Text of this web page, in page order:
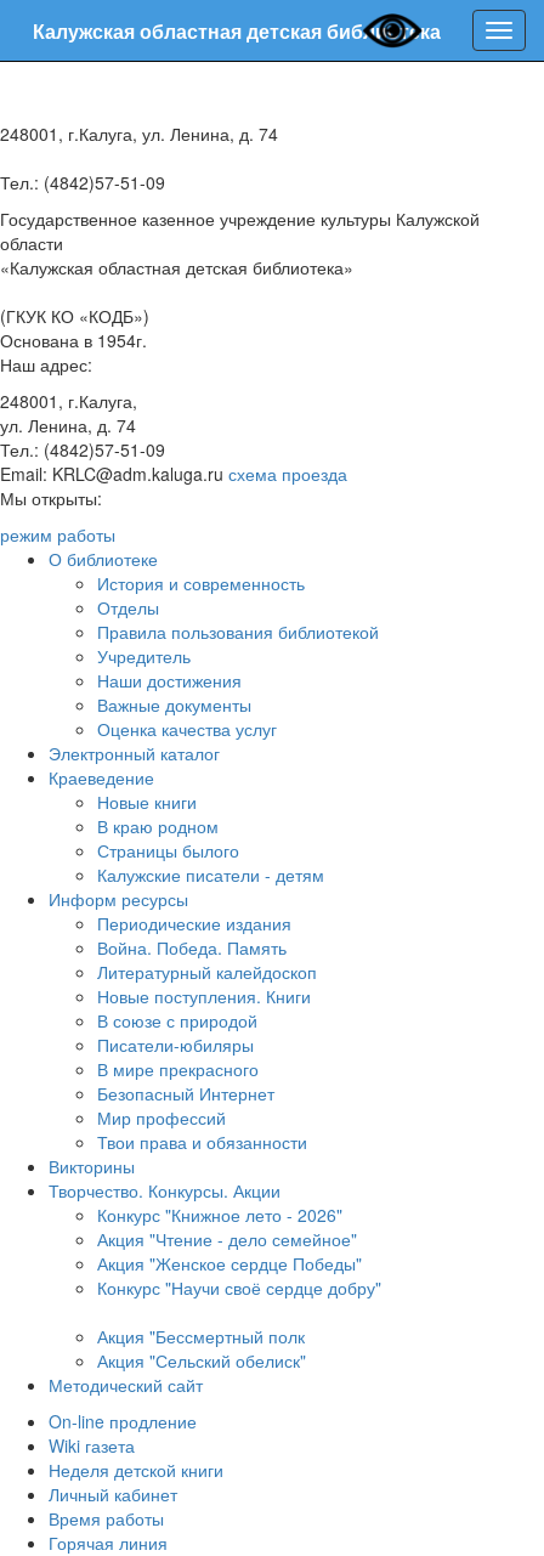
Калужская областная детская библиотека
248001, г.Калуга, ул. Ленина, д. 74
Тел.: (4842)57-51-09
Государственное казенное учреждение культуры Калужской
области
«Калужская областная детская библиотека»
(ГКУК КО «КОДБ»)
Основана в 1954г.
Наш адрес:
248001, г.Калуга,
ул. Ленина, д. 74
Тел.: (4842)57-51-09
Email: KRLC@adm.kaluga.ru схема проезда
Мы открыты:
режим работы
О библиотеке
История и современность
Отделы
Правила пользования библиотекой
Учредитель
Наши достижения
Важные документы
Оценка качества услуг
Электронный каталог
Краеведение
Новые книги
В краю родном
Страницы былого
Калужские писатели - детям
Информ ресурсы
Периодические издания
Война. Победа. Память
Литературный калейдоскоп
Новые поступления. Книги
В союзе с природой
Писатели-юбиляры
В мире прекрасного
Безопасный Интернет
Мир профессий
Твои права и обязанности
Викторины
Творчество. Конкурсы. Акции
Конкурс "Книжное лето - 2026"
Акция "Чтение - дело семейное"
Акция "Женское сердце Победы"
Конкурс "Научи своё сердце добру"
Акция "Бессмертный полк
Акция "Сельский обелиск"
Методический сайт
On-line продление
Wiki газета
Неделя детской книги
Личный кабинет
Время работы
Горячая линия